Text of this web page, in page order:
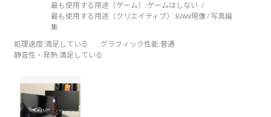
最も使用する用途（ゲーム）:ゲームはしない
最も使用する用途（クリエイティブ）:RAW現像 / 写真編
集
処理速度:満足している グラフィック性能:普通
静音性・発熱:満足している